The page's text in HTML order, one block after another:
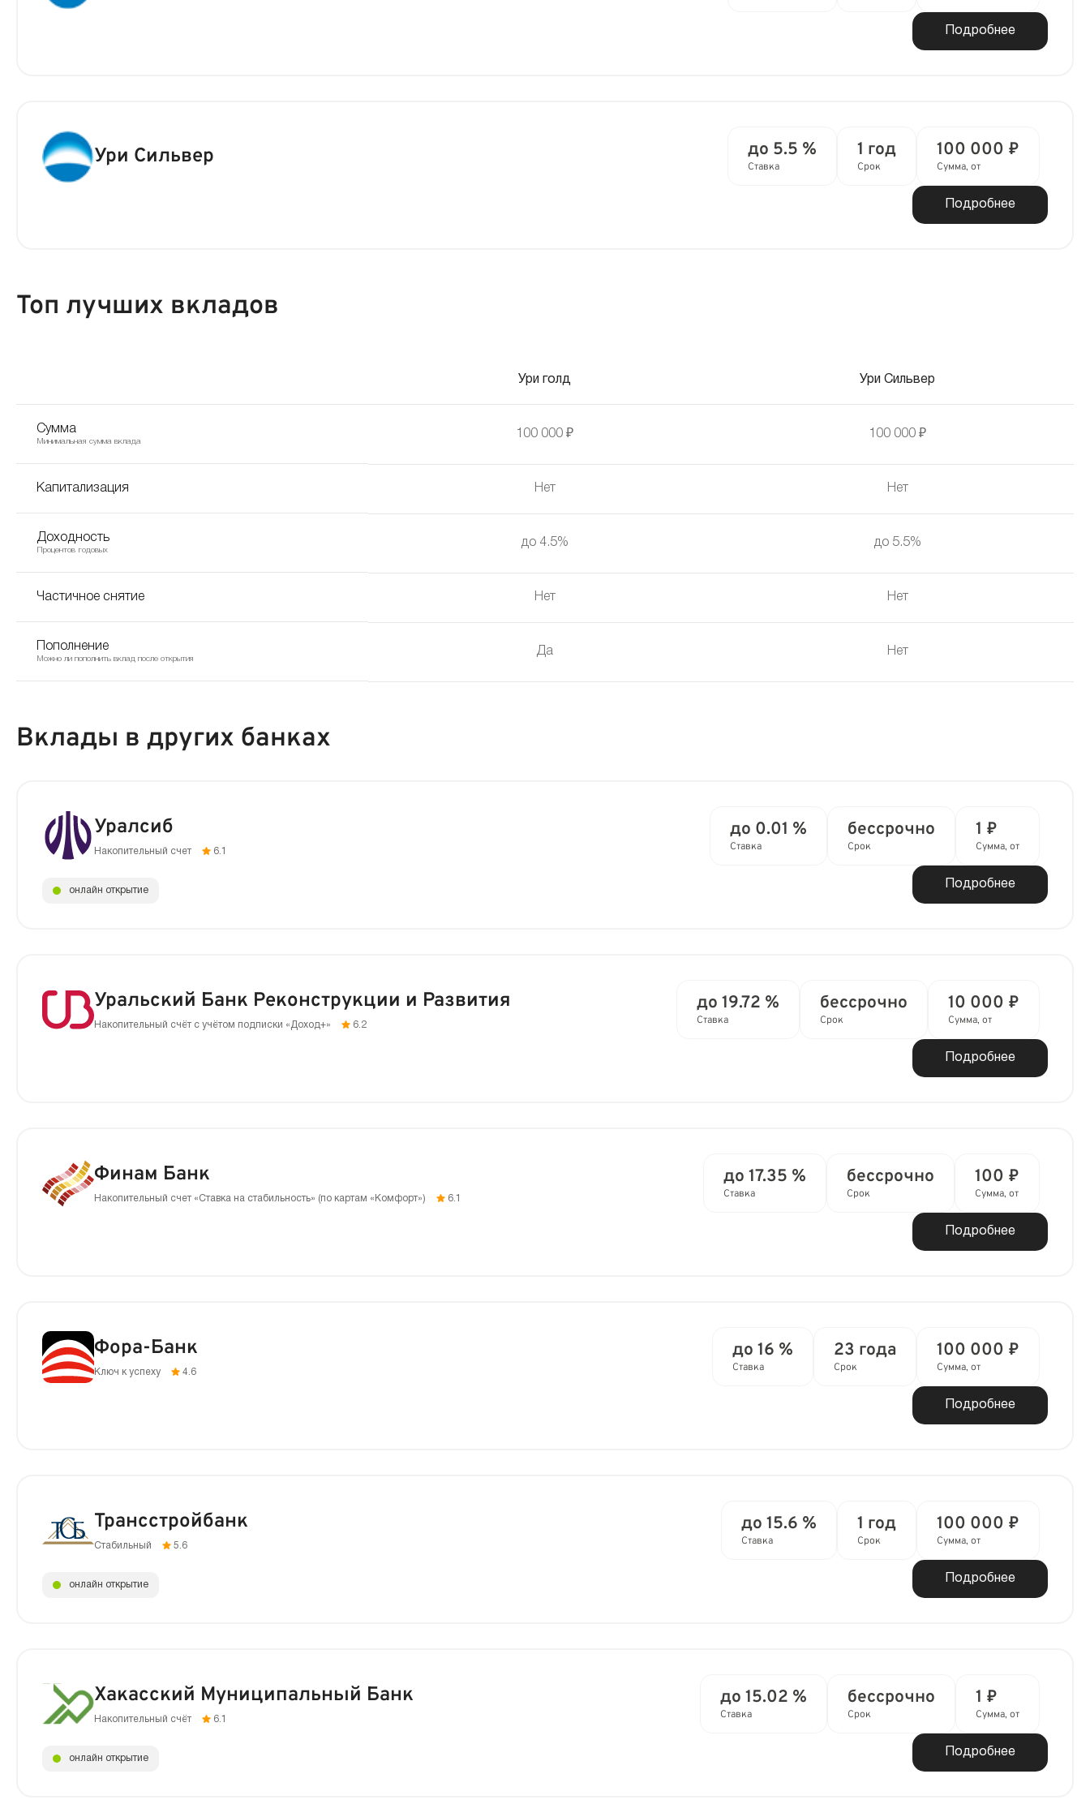
Подробнее
Ури Сильвер до 5.5 %
Ставка
1 год
Срок
100 000 ₽
Сумма, от
Подробнее
Топ лучших вкладов
Ури голд Ури Сильвер
Сумма
Минимальная сумма вклада
100 000 ₽ 100 000 ₽
Капитализация Нет Нет
Доходность
Процентов годовых
до 4.5% до 5.5%
Частичное снятие Нет Нет
Пополнение
Можно ли пополнить вклад после открытия
Да Нет
Вклады в других банках
Уралсиб
Накопительный счет 6.1
до 0.01 %
Ставка
бессрочно
Срок
1 ₽
Сумма, от
Подробнее
онлайн открытие
Уральский Банк Реконструкции и Развития
Накопительный счёт с учётом подписки «Доход+» 6.2
до 19.72 %
Ставка
бессрочно
Срок
10 000 ₽
Сумма, от
Подробнее
Финам Банк
Накопительный счет «Ставка на стабильность» (по картам «Комфорт») 6.1
до 17.35 %
Ставка
бессрочно
Срок
100 ₽
Сумма, от
Подробнее
Фора-Банк
Ключ к успеху 4.6
до 16 %
Ставка
23 года
Срок
100 000 ₽
Сумма, от
Подробнее
Трансстройбанк
Стабильный 5.6
до 15.6 %
Ставка
1 год
Срок
100 000 ₽
Сумма, от
Подробнее
онлайн открытие
Хакасский Муниципальный Банк
Накопительный счёт 6.1
до 15.02 %
Ставка
бессрочно
Срок
1 ₽
Сумма, от
Подробнее
онлайн открытие